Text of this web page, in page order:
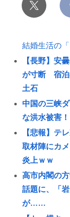
結婚生活の
【長野】安
が寸断 宿泊
土石
中国の三峡
な洪水被害！
【悲報】テ
取材陣にカ
炎上ｗｗ
高市内閣の
話題に、「
が……